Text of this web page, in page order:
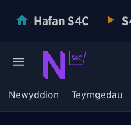
Hafan S4C
Newyddion Teyrngedau